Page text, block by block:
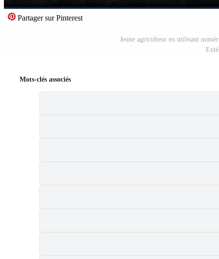
Partager sur Pinterest
Jeune agriculteur en utilisant
Mots-clés associés